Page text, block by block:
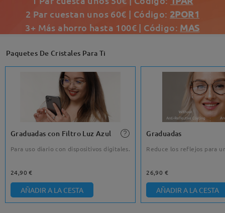
2 Par cuestan unos 60€ | Código: 2POR1
3+ Más ahorro hasta 100€ | Código: MAS
Paquetes De Cristales Para Ti
Graduadas con Filtro Luz Azul
Para uso diario con dispositivos digitales.
24,90 €
AÑADIR A LA CESTA
Graduadas
Reduce los reflejos para
26,90 €
AÑADIR A LA CESTA